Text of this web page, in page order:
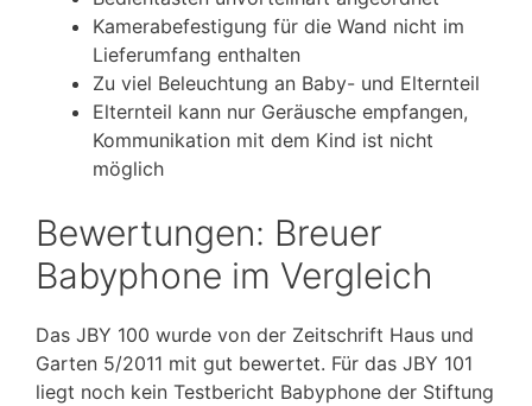
Kamerabefestigung für die Wand nicht im
Lieferumfang enthalten
Zu viel Beleuchtung an Baby- und Elternteil
Elternteil kann nur Geräusche empfangen,
Kommunikation mit dem Kind ist nicht
möglich
Bewertungen: Breuer
Babyphone im Vergleich
Das JBY 100 wurde von der Zeitschrift Haus und
Garten 5/2011 mit gut bewertet. Für das JBY 101
liegt noch kein Testbericht Babyphone der Stiftung